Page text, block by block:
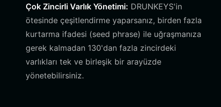
Çok Zincirli Varlık Yönetimi: DRUNKEYS'in
ötesinde çeşitlendirme yaparsanız, birden fazla
kurtarma ifadesi (seed phrase) ile uğraşmanıza
gerek kalmadan 130'dan fazla zincirdeki
varlıkları tek ve birleşik bir arayüzde
yönetebilirsiniz.